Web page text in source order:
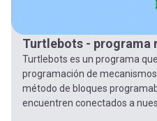
entrar
Turtlebots - programa
Turtlebots es un programa
programación de
método de bloques
encuentren conectados a